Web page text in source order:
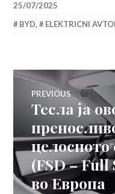
25/07/2025
BYD, ELEKTRICNI
на
напис
PREVIOUS
Previous
Тесла ја
(FSD –
во Европа